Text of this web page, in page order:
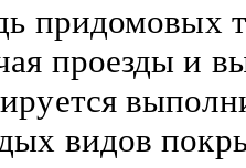
придомовых
проезды и
видов